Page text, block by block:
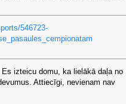
546723-
izteicu domu, ka lielākā daļa no
Attiecīgi, nevienam nav